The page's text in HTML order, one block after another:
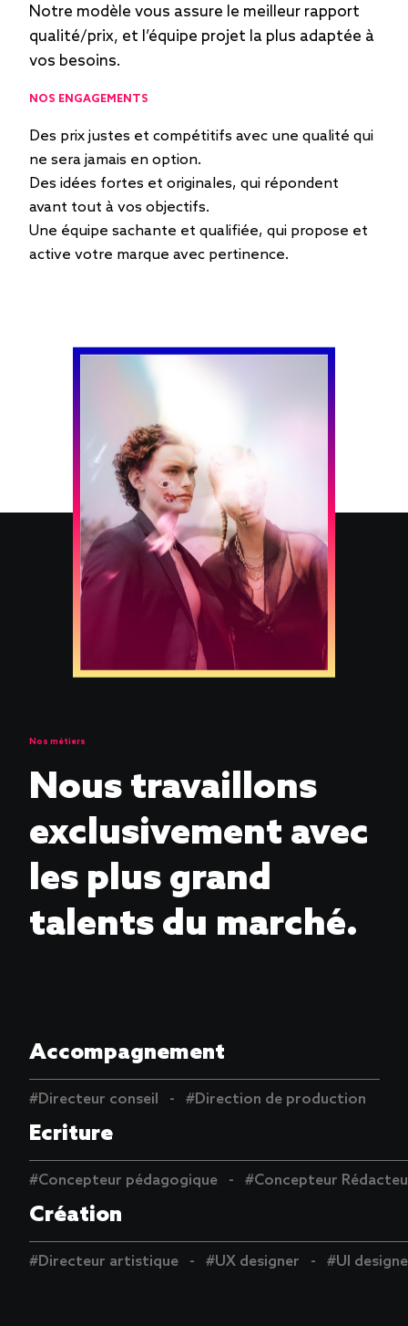
Notre modèle vous assure le meilleur rapport
qualité/prix, et l’équipe projet la plus adaptée à
vos besoins.
NOS ENGAGEMENTS
Des prix justes et compétitifs avec une qualité qui
ne sera jamais en option.
Des idées fortes et originales, qui répondent
avant tout à vos objectifs.
Une équipe sachante et qualifiée, qui propose et
active votre marque avec pertinence.
Nos métiers
Nous travaillons
exclusivement avec
les plus grand
talents du marché.
Accompagnement
#Directeur conseil #Direction de production
Ecriture
#Concepteur pédagogique #Concepteur
Création
#Directeur artistique #UX designer #UI